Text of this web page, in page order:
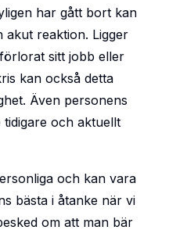
har gått bort kan
akut reaktion. Ligger
sitt jobb eller
kan också detta
Även personens
tidigare och aktuellt
och kan vara
bästa i åtanke när vi
om att man bär